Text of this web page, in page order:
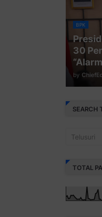
BPK
30
by
SEARCH
TOTAL